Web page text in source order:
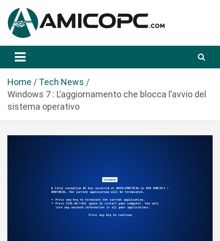
a
Amicopc.com
Home
Tech News
Windows 7 : L’aggiornamento che blocca l’avvio del
sistema operativo